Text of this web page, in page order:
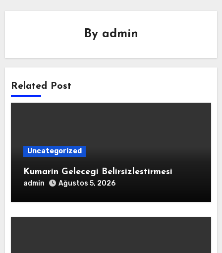
By admin
Related Post
Uncategorized
Kumarin Gelecegi Belirsizlestirmesi
admin Ağustos 5, 2026